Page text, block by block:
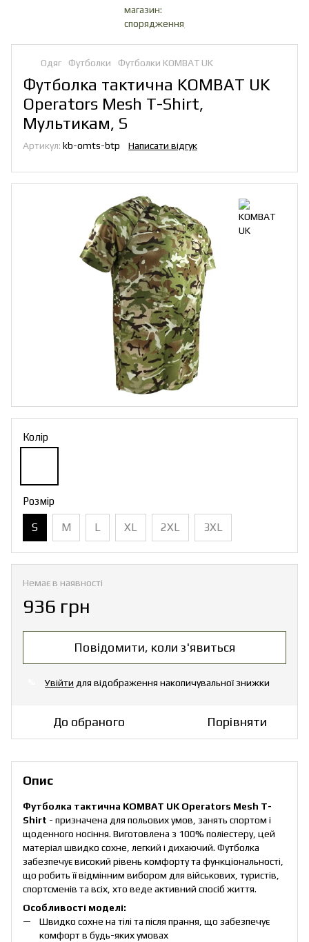
Одяг Футболки Футболки KOMBAT UK
Футболка тактична KOMBAT UK
Operators Mesh T-Shirt,
Мультикам, S
Артикул: kb-omts-btp Написати відгук
Колір
Розмір
S M L XL 2XL 3XL
Немає в наявності
936 грн
Повідомити, коли з'явиться
Увійти для відображення накопичувальної знижки
До обраного Порівняти
Опис
Футболка тактична KOMBAT UK Operators Mesh T-
Shirt - призначена для польових умов, занять спортом і
щоденного носіння. Виготовлена з 100% поліестеру, цей
матеріал швидко сохне, легкий і дихаючий. Футболка
забезпечує високий рівень комфорту та функціональності,
що робить її відмінним вибором для військових, туристів,
спортсменів та всіх, хто веде активний спосіб життя.
Особливості моделі:
Швидко сохне на тілі та після прання, що забезпечує
комфорт в будь-яких умовах